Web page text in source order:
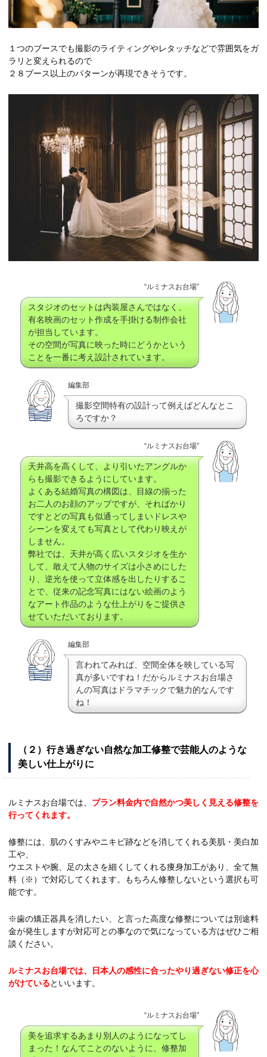
１つのブースでも撮影のライティングやレタッチなどで雰囲気をガ
ラリと変えられるので
２８ブース以上のパターンが再現できそうです。
“ルミナスお台場”
スタジオのセットは内装屋さんではなく、
有名映画のセット作成を手掛ける制作会社
が担当しています。
その空間が写真に映った時にどうかという
ことを一番に考え設計されています。
編集部
撮影空間特有の設計って例えばどんなとこ
ろですか？
“ルミナスお台場”
天井高を高くして、より引いたアングルか
らも撮影できるようにしています。
よくある結婚写真の構図は、目線の揃った
お二人のお顔のアップですが、そればかり
ですとどの写真も似通ってしまいドレスや
シーンを変えても写真として代わり映えが
しません。
弊社では、天井が高く広いスタジオを生か
して、敢えて人物のサイズは小さめにした
り、逆光を使って立体感を出したりするこ
とで、従来の記念写真にはない絵画のよう
なアート作品のような仕上がりをご提供さ
せていただいております。
編集部
言われてみれば、空間全体を映している写
真が多いですね！だからルミナスお台場さ
んの写真はドラマチックで魅力的なんです
ね！
（２）行き過ぎない自然な加工修整で芸能人のような
美しい仕上がりに
ルミナスお台場では、 プラン料金内で自然かつ美しく見える修整を
行ってくれます。
修整には、肌のくすみやニキビ跡などを消してくれる美肌・美白加
工や、
ウエストや腕、足の太さを細くしてくれる痩身加工があり、全て無
料（※）で対応してくれます。もちろん修整しないという選択も可
能です。
※歯の矯正器具を消したい、と言った高度な修整については別途料
金が発生しますが対応可との事なので気になっている方はぜひご相
談ください。
ルミナスお台場では、日本人の感性に合ったやり過ぎない修正を心
がけているといいます。
“ルミナスお台場”
美を追求するあまり別人のようになってし
まった！なんてことのないように、修整加